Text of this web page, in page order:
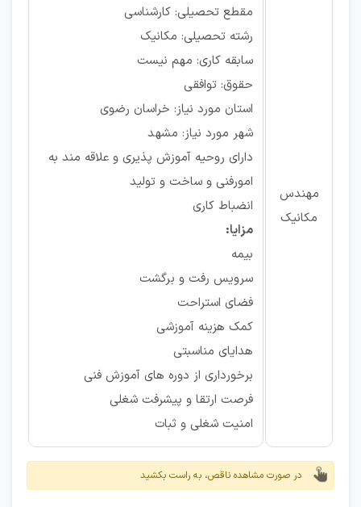
مهندس
مکانیک
مقطع تحصیلی: کارشناسی
رشته تحصیلی: مکانیک
سابقه کاری: مهم نیست
حقوق: توافقی
استان مورد نیاز: خراسان رضوی
شهر مورد نیاز: مشهد
دارای روحیه آموزش پذیری و علاقه مند به
امورفنی و ساخت و تولید
انضباط کاری
مزایا:
بیمه
سرویس رفت و برگشت
فضای استراحت
کمک هزینه آموزشی
هدایای مناسبتی
برخورداری از دوره های آموزش فنی
فرصت ارتقا و پیشرفت شغلی
امنیت شغلی و ثبات
در صورت مشاهده ناقص، به راست بکشید